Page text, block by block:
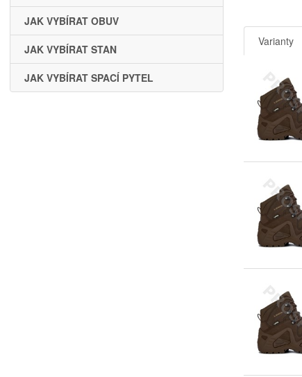
JAK VYBÍRAT OBUV
JAK VYBÍRAT STAN
JAK VYBÍRAT SPACÍ PYTEL
Varianty